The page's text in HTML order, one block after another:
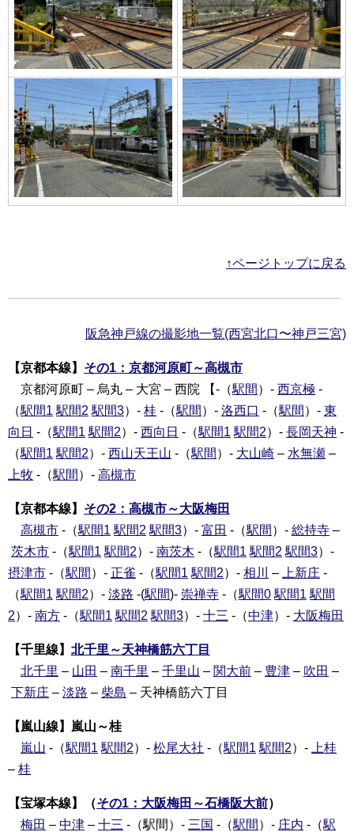
↑ページトップに戻る
阪急神戸線の撮影地一覧(西宮北口〜神戸三宮)
【京都本線】 その1：京都河原町～高槻市
京都河原町 – 烏丸 – 大宮 – 西院 【-（駅間 ）- 西京極 -
（駅間1 駅間2 駅間3）- 桂 -（駅間 ）- 洛西口 -（駅間 ）- 東
向日 -（駅間1 駅間2）- 西向日 -（駅間1 駅間2）- 長岡天神 -
（駅間1 駅間2）- 西山天王山 -（駅間 ）- 大山崎 – 水無瀬 –
上牧 -（駅間 ）- 高槻市
【京都本線】 その2：高槻市～大阪梅田
高槻市 -（駅間1 駅間2 駅間3）- 富田 -（駅間 ）- 総持寺 –
茨木市 -（駅間1 駅間2）- 南茨木 -（駅間1 駅間2 駅間3）-
摂津市 -（駅間 ）- 正雀 -（駅間1 駅間2）- 相川 – 上新庄 -
（駅間1 駅間2）- 淡路 -(駅間)- 崇禅寺 -（駅間0 駅間1 駅間
2）- 南方 -（駅間1 駅間2 駅間3）- 十三 -（中津）- 大阪梅田
【千里線】 北千里～天神橋筋六丁目
北千里 – 山田 – 南千里 – 千里山 – 関大前 – 豊津 – 吹田 –
下新庄 – 淡路 – 柴島 – 天神橋筋六丁目
【嵐山線】嵐山～桂
嵐山 -（駅間1 駅間2）- 松尾大社 -（駅間1 駅間2）-
上桂
– 桂
【宝塚本線】（その1：大阪梅田～石橋阪大前）
梅田 – 中津 – 十三 -（駅間）- 三国 -（駅間 ）- 庄内 -（駅